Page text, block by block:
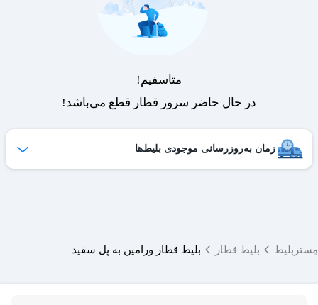
زمان به‌روزرسانی موجودی بلیط‌ها
متاسفیم!
در حال حاضر سرور قطار قطع می‌باشد!
مِستربلیط بلیط قطار بلیط قطار ورامین به پل سفید